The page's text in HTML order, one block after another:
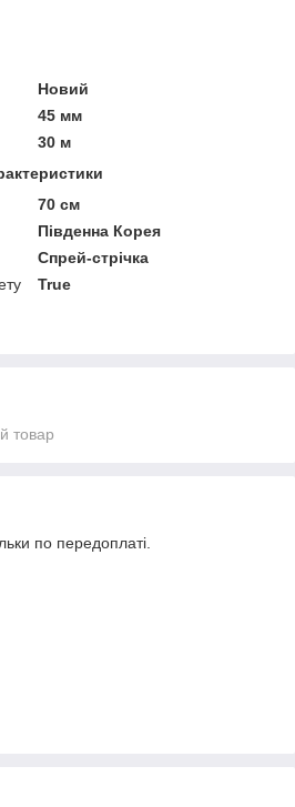
Новий
45 мм
30 м
70 см
Південна Корея
Спрей-стрічка
True
товар
по передоплаті.